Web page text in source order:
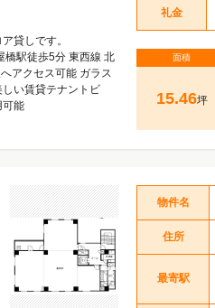
貸しです。
橋駅徒歩5分 東西線 北
アクセス可能 ガラス
い賃貸テナントビ
可能
礼金
面積
15.46坪
物件名
住所
最寄駅